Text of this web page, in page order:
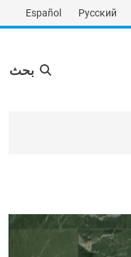
Русский
Español
بحث